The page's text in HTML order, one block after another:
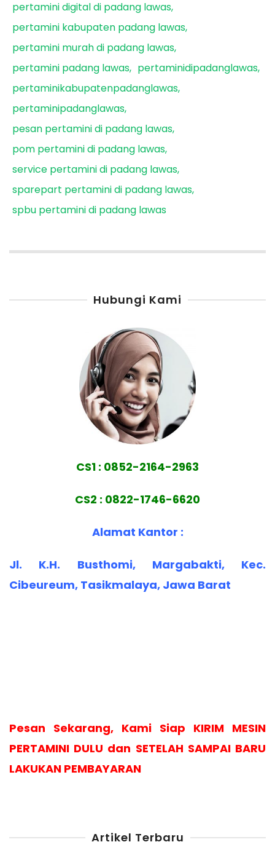
pertamini digital di padang lawas
pertamini kabupaten padang lawas
pertamini murah di padang lawas
pertamini padang lawas
pertaminidipadanglawas
pertaminikabupatenpadanglawas
pertaminipadanglawas
pesan pertamini di padang lawas
pom pertamini di padang lawas
service pertamini di padang lawas
sparepart pertamini di padang lawas
spbu pertamini di padang lawas
Hubungi Kami
CS1 : 0852-2164-2963
CS2 : 0822-1746-6620
Alamat Kantor :
Jl. K.H. Busthomi, Margabakti, Kec.
Cibeureum, Tasikmalaya, Jawa Barat
Pesan Sekarang, Kami Siap KIRIM MESIN
PERTAMINI DULU dan SETELAH SAMPAI BARU
LAKUKAN PEMBAYARAN
Artikel Terbaru